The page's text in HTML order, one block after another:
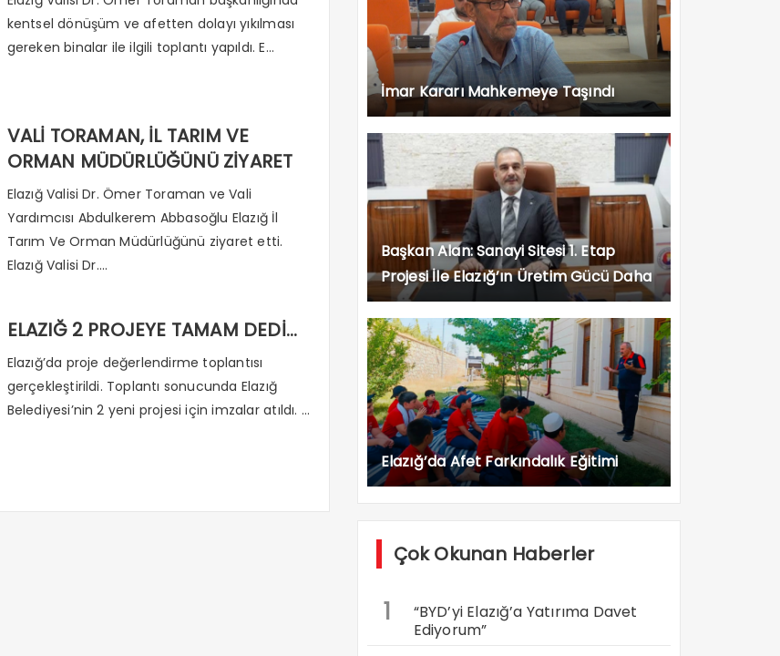
kentsel dönüşüm ve afetten dolayı yıkılması
gereken binalar ile ilgili toplantı yapıldı. E...
VALİ TORAMAN, İL TARIM VE
ORMAN MÜDÜRLÜĞÜNÜ ZİYARET
ETTİ
Elazığ Valisi Dr. Ömer Toraman ve Vali
Yardımcısı Abdulkerem Abbasoğlu Elazığ İl
Tarım Ve Orman Müdürlüğünü ziyaret etti.
Elazığ Valisi Dr....
ELAZIĞ 2 PROJEYE TAMAM DEDİ…
Elazığ’da proje değerlendirme toplantısı
gerçekleştirildi. Toplantı sonucunda Elazığ
Belediyesi’nin 2 yeni projesi için imzalar atıldı. ...
İmar Kararı Mahkemeye Taşındı
Başkan Alan: Sanayi Sitesi 1. Etap
Projesi İle Elazığ’ın Üretim Gücü Daha
da Artacak”
Elazığ’da Afet Farkındalık Eğitimi
Çok Okunan Haberler
1
“BYD’yi Elazığ’a Yatırıma Davet
Ediyorum”